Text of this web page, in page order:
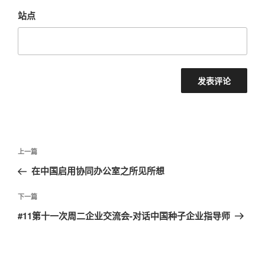
站点
文
导
航
上
一
文
章
上一篇
在中国启用协同办公室之所见所想
下
一
下一篇
#11第十一次周二企业交流会-对话中国种子企业指导师